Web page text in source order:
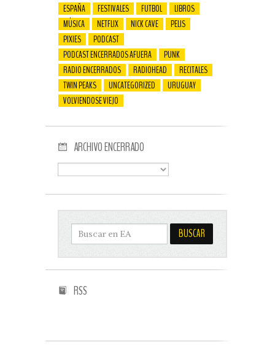
ESPAÑA
FESTIVALES FUTBOL
LIBROS
MÚSICA
NETFLIX NICK CAVE
PELIS
PIXIES
PODCAST
PODCAST ENCERRADOS AFUERA
PUNK
RADIO ENCERRADOS
RADIOHEAD
RECITALES
TWIN PEAKS
UNCATEGORIZED
URUGUAY
VOLVIENDOSE VIEJO
ARCHIVO ENCERRADO
RSS